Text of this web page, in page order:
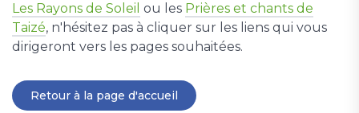
Les Rayons de Soleil ou les Prières et chants de
Taizé, n'hésitez pas à cliquer sur les liens qui vous
dirigeront vers les pages souhaitées.
Retour à la page d'accueil